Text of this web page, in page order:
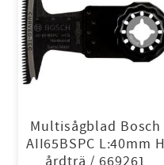
Multisågblad Bosch
AII65BSPC L:40mm H
årdträ / 669261